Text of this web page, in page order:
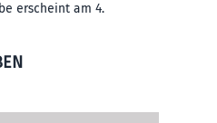
erscheint am 4.